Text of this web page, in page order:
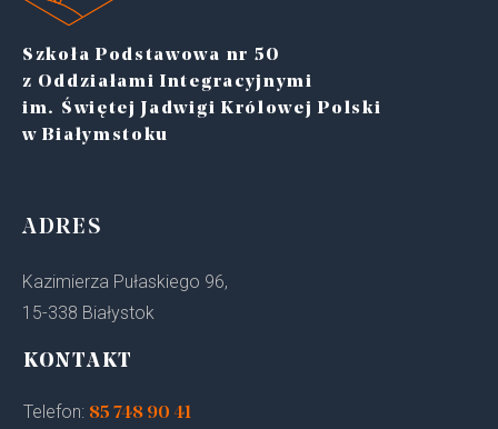
Szkoła Podstawowa nr 50
z Oddziałami Integracyjnymi
im. Świętej Jadwigi Królowej Polski
w Białymstoku
ADRES
Kazimierza Pułaskiego 96,
15-338 Białystok
KONTAKT
Telefon: 85 748 90 41